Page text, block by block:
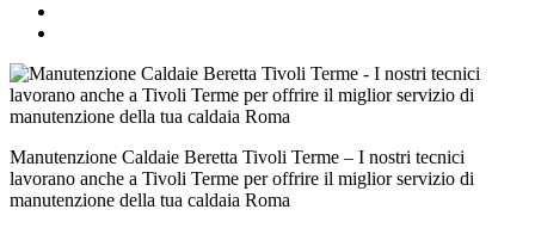
Manutenzione Caldaie Beretta Tivoli Terme – I nostri tecnici
lavorano anche a Tivoli Terme per offrire il miglior servizio di
manutenzione della tua caldaia Roma